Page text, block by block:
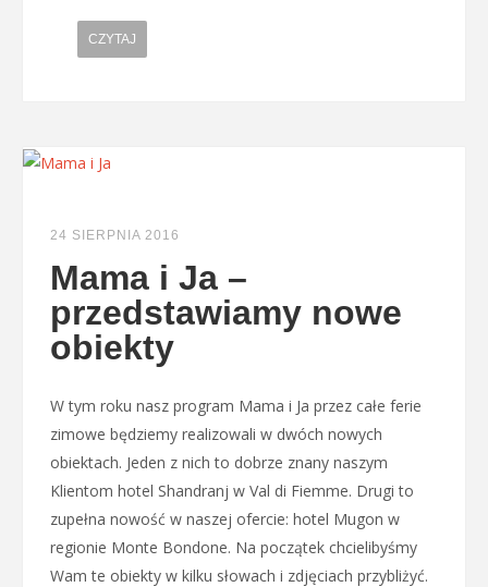
CZYTAJ
24 SIERPNIA 2016
Mama i Ja –
przedstawiamy nowe
obiekty
W tym roku nasz program Mama i Ja przez całe ferie
zimowe będziemy realizowali w dwóch nowych
obiektach. Jeden z nich to dobrze znany naszym
Klientom hotel Shandranj w Val di Fiemme. Drugi to
zupełna nowość w naszej ofercie: hotel Mugon w
regionie Monte Bondone. Na początek chcielibyśmy
Wam te obiekty w kilku słowach i zdjęciach przybliżyć.